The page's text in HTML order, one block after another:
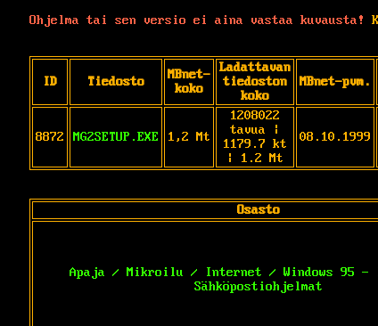
Ohjelma tai sen versio ei aina vastaa kuvausta!
ID Tiedosto
MBnet-
koko
Ladattavan
tiedoston
koko
MBnet-pvm.
8872 MG2SETUP.EXE 1,2 Mt
1208022
tavua |
1179.7 kt
| 1.2 Mt
08.10.1999
Osasto
Apaja / Mikroilu / Internet / Windows 95
Sähköpostiohjelmat